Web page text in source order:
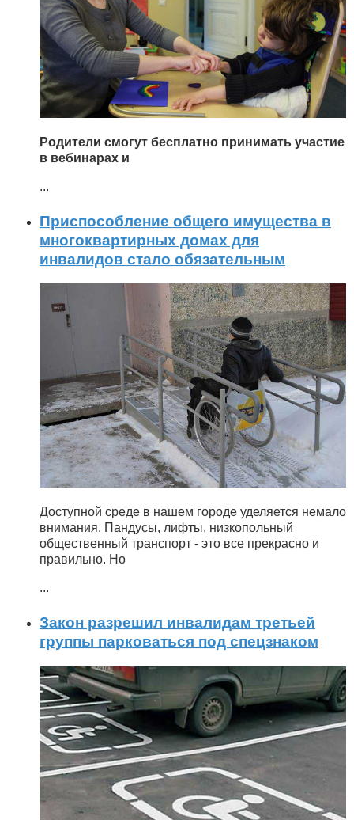
Родители смогут бесплатно принимать участие
в вебинарах и
...
Приспособление общего имущества в
многоквартирных домах для
инвалидов стало обязательным
Доступной среде в нашем городе уделяется немало
внимания. Пандусы, лифты, низкопольный
общественный транспорт - это все прекрасно и
правильно. Но
...
Закон разрешил инвалидам третьей
группы парковаться под спецзнаком